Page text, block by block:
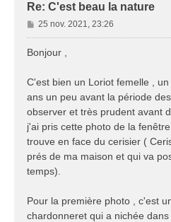
Re: C'est beau la nature
M
e
s
g
e
25 nov. 2021, 23:26
Bonjour ,
C'est bien un Loriot femelle ,
ans un peu avant la période
observer et très prudent avant
j'ai pris cette photo de la
trouve en face du cerisier (
prés de ma maison et qui va
temps).
Pour la première photo , c'est
chardonneret qui a nichée